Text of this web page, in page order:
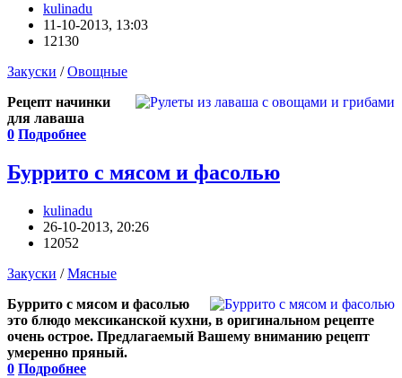
kulinadu
11-10-2013, 13:03
12130
Закуски /Овощные
Рецепт начинки
для лаваша
0 Подробнее
Буррито с мясом и фасолью
kulinadu
26-10-2013, 20:26
12052
Закуски /Мясные
Буррито с мясом и фасолью
это блюдо мексиканской кухни, в оригинальном рецепте
очень острое. Предлагаемый Вашему вниманию рецепт
умеренно пряный.
0 Подробнее